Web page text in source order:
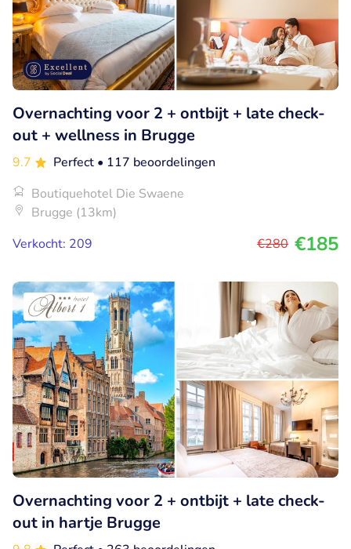
Overnachting voor 2 + ontbijt + late check-
out + wellness in Brugge
9.7 Perfect • 117 beoordelingen
Boutiquehotel Die Swaene
Brugge (13km)
Verkocht: 209
€280 €185
Overnachting voor 2 + ontbijt + late check-
out in hartje Brugge